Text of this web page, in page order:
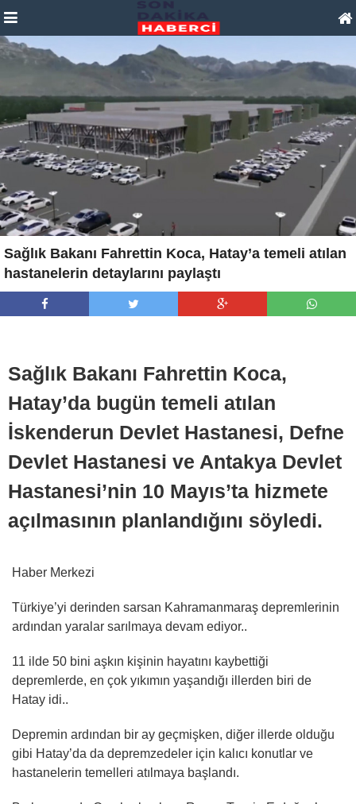
Sağlık Bakanı Fahrettin Koca, Hatay’a temeli atılan
hastanelerin detaylarını paylaştı
Sağlık Bakanı Fahrettin Koca,
Hatay’da bugün temeli atılan
İskenderun Devlet Hastanesi, Defne
Devlet Hastanesi ve Antakya Devlet
Hastanesi’nin 10 Mayıs’ta hizmete
açılmasının planlandığını söyledi.
Haber Merkezi
Türkiye’yi derinden sarsan Kahramanmaraş depremlerinin
ardından yaralar sarılmaya devam ediyor..
11 ilde 50 bini aşkın kişinin hayatını kaybettiği
depremlerde, en çok yıkımın yaşandığı illerden biri de
Hatay idi..
Depremin ardından bir ay geçmişken, diğer illerde olduğu
gibi Hatay’da da depremzedeler için kalıcı konutlar ve
hastanelerin temelleri atılmaya başlandı.